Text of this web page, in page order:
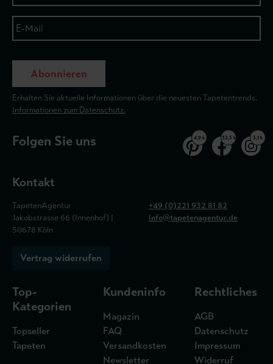
Abonnieren
Erhalten Sie aktuelle Informationen über die neuesten Tapetentrends.
Informationen zum Datenschutz.
Folgen Sie uns 4,9 k 32,5 k 3,1 k
Kontakt
TapetenAgentur
Jakobstrasse 66 (Innenhof) |
50678 Köln
+49 (0)221 932 81 82
info@tapetenagentur.de
Vertrag widerrufen
Top-
Kategorien
Topseller
Tapeten
Kundeninfo
Magazin
FAQ
Versandkosten
Newsletter
Rechtliches
AGB
Datenschutz
Impressum
Widerruf